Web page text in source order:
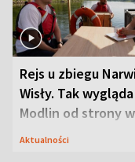
Rejs u zbiegu
Wisły. Tak wygląda
Modlin od strony
Aktualności